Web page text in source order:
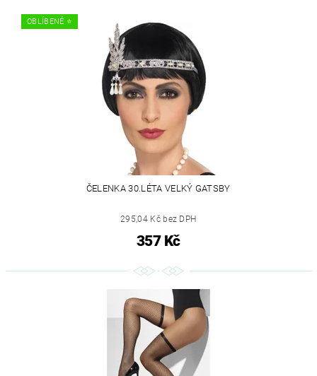
OBLÍBENÉ ⭐️
ČELENKA 30.LÉTA VELKÝ GATSBY
295,04 Kč bez DPH
357 Kč